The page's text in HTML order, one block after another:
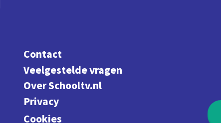
Contact
Veelgestelde vragen
Over Schooltv.nl
Privacy
Cookies